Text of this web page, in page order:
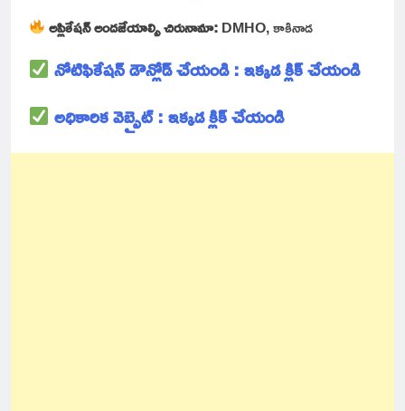
అప్లికేషన్ అందజేయాల్సి చిరునామా:DMHO, కాకినాడ
నోటిఫికేషన్ డౌన్లోడ్ చేయండి : ఇక్కడ క్లిక్ చేయండి
అధికారిక వెబ్సైట్ : ఇక్కడ క్లిక్ చేయండి